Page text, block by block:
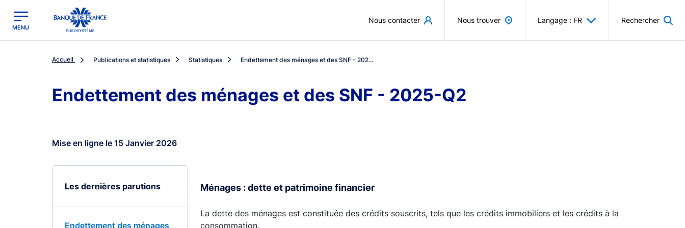
Banque de France - Menu Principal
MENU
Nous contacter Nous trouver Langage : FR Rechercher
Accueil Publications et statistiques Statistiques Endettement des ménages et des SNF - 202...
Endettement des ménages et des SNF - 2025-Q2
Mise en ligne le 15 Janvier 2026
Les dernières parutions
Endettement des ménages
Ménages : dette et patrimoine financier
La dette des ménages est constituée des crédits souscrits, tels que les crédits immobiliers et les crédits à la
consommation.